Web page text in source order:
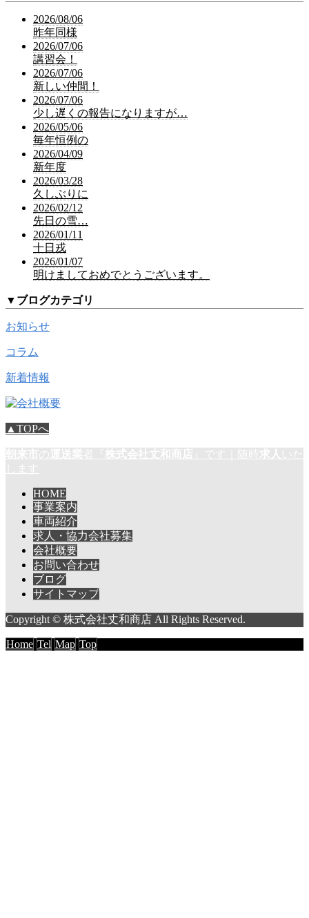
2026/08/06
昨年同様
2026/07/06
講習会！
2026/07/06
新しい仲間！
2026/07/06
少し遅くの報告になりますが…
2026/05/06
毎年恒例の
2026/04/09
新年度
2026/03/28
久しぶりに
2026/02/12
先日の雪…
2026/01/11
十日戎
2026/01/07
明けましておめでとうございます。
▼ ブログカテゴリ
お知らせ
コラム
新着情報
▲TOPへ
朝来市 の運送業者『 株式会社丈和商店 』です｜随時 求人 いた
します
HOME
事業案内
車両紹介
求人・協力会社募集
会社概要
お問い合わせ
ブログ
サイトマップ
Copyright © 株式会社丈和商店 All Rights Reserved.
Home Tel Map Top